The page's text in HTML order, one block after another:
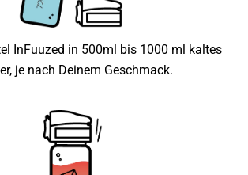
InFuuzed in 500ml bis 1000 ml kaltes
je nach Deinem Geschmack.